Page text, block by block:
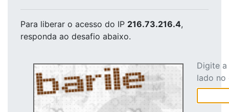
Para liberar o acesso do IP 216.73.216.4,
responda ao desafio abaixo.
Digite
lado no